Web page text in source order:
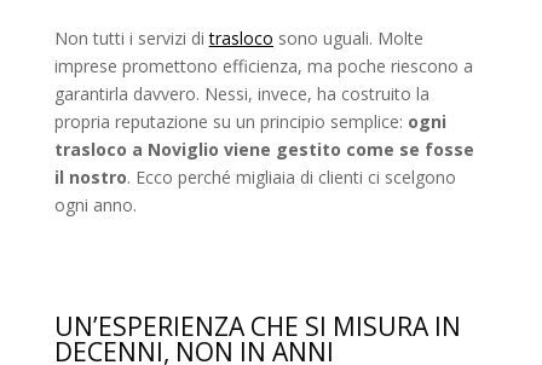
Non tutti i servizi ditrasloco sono uguali. Molte
imprese promettono efficienza, ma poche riescono a
garantirla davvero. Nessi, invece, ha costruito la
propria reputazione su un principio semplice: ogni
trasloco a Noviglio viene gestito come se fosse
il nostro. Ecco perché migliaia di clienti ci scelgono
ogni anno.
UN’ESPERIENZA CHE SI MISURA IN
DECENNI, NON IN ANNI